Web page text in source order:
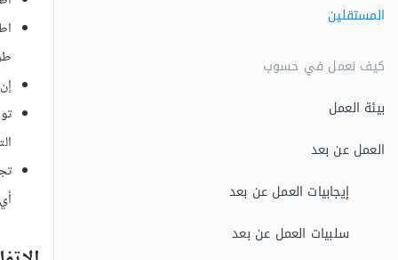
المستقلين
كيف نعمل في حسوب
بيئة العمل
العمل عن بعد
إيجابيات العمل عن بعد
سلبيات العمل عن بعد